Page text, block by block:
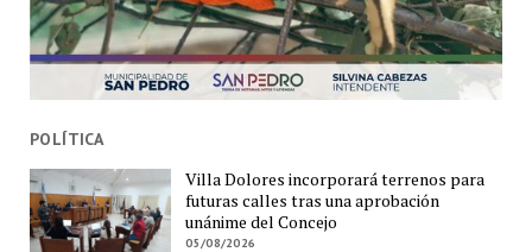
POLÍTICA
Villa Dolores incorporará terrenos para
futuras calles tras una aprobación
unánime del Concejo
05/08/2026